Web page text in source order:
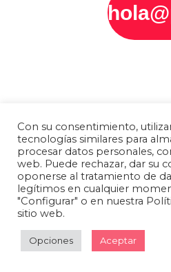
Con su consentimiento,
tecnologías similares para
procesar datos personales,
web. Puede rechazar, dar su
oponerse al tratamiento de
legítimos en cualquier
"Configurar" o en nuestra
sitio web.
Opciones Aceptar